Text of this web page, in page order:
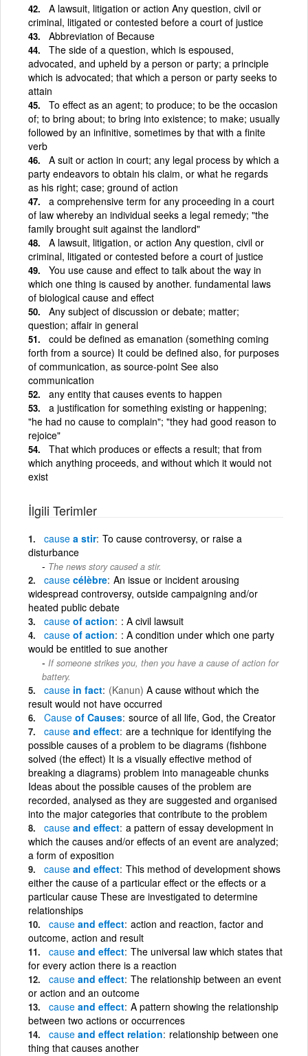
A lawsuit, litigation or action Any question, civil or
criminal, litigated or contested before a court of justice
Abbreviation of Because
The side of a question, which is espoused,
advocated, and upheld by a person or party; a principle
which is advocated; that which a person or party seeks to
attain
To effect as an agent; to produce; to be the occasion
of; to bring about; to bring into existence; to make; usually
followed by an infinitive, sometimes by that with a finite
verb
A suit or action in court; any legal process by which a
party endeavors to obtain his claim, or what he regards
as his right; case; ground of action
a comprehensive term for any proceeding in a court
of law whereby an individual seeks a legal remedy; "the
family brought suit against the landlord"
A lawsuit, litigation, or action Any question, civil or
criminal, litigated or contested before a court of justice
You use cause and effect to talk about the way in
which one thing is caused by another. fundamental laws
of biological cause and effect
Any subject of discussion or debate; matter;
question; affair in general
could be defined as emanation (something coming
forth from a source) It could be defined also, for purposes
of communication, as source-point See also
communication
any entity that causes events to happen
a justification for something existing or happening;
"he had no cause to complain"; "they had good reason to
rejoice"
That which produces or effects a result; that from
which anything proceeds, and without which it would not
exist
İlgili Terimler
cause a stir To cause controversy, or raise a
disturbance
The news story caused a stir.
cause célèbre An issue or incident arousing
widespread controversy, outside campaigning and/or
heated public debate
cause of action : A civil lawsuit
cause of action : A condition under which one party
would be entitled to sue another
If someone strikes you, then you have a cause of action for
battery.
cause in fact (Kanun) A cause without which the
result would not have occurred
Cause of Causes source of all life, God, the Creator
cause and effect are a technique for identifying the
possible causes of a problem to be diagrams (fishbone
solved (the effect) It is a visually effective method of
breaking a diagrams) problem into manageable chunks
Ideas about the possible causes of the problem are
recorded, analysed as they are suggested and organised
into the major categories that contribute to the problem
cause and effect a pattern of essay development in
which the causes and/or effects of an event are analyzed;
a form of exposition
cause and effect This method of development shows
either the cause of a particular effect or the effects or a
particular cause These are investigated to determine
relationships
cause and effect action and reaction, factor and
outcome, action and result
cause and effect The universal law which states that
for every action there is a reaction
cause and effect The relationship between an event
or action and an outcome
cause and effect A pattern showing the relationship
between two actions or occurrences
cause and effect relation relationship between one
thing that causes another